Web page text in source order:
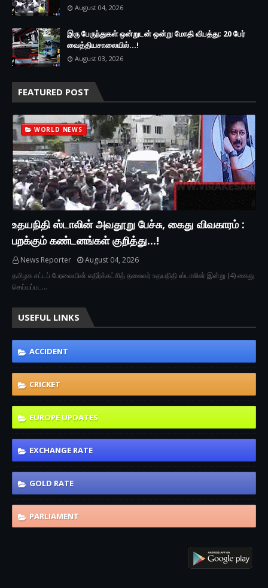
August 04, 2026
இரு ப‍ேருந்துகள் ஒன்றுடன் ஒன்று மோதி விபத்து; 20 பேர்
வைத்தியசாலையில்...!
August 03, 2026
FEATURED POST
WORLD NEWS
உதயநிதி ஸ்டாலின் அவதூறு பேச்சு, கைது விவகாரம் :
பறக்கும் கண்டனங்கள் குறித்து...!
News Reporter
August 04, 2026
தமிழக சட்டப் பேரவையின் எதிர்க்கட்சித் தலைவர் உதயநிதி ஸ்டாலின் இன்று (4) கைது
செய்யப்பட…
USEFUL LINKS
ACCIDENT
CRICKET
EUROPE UPDATES
EXCHANGE RATE
GOLD RATE
PARLIAMENT